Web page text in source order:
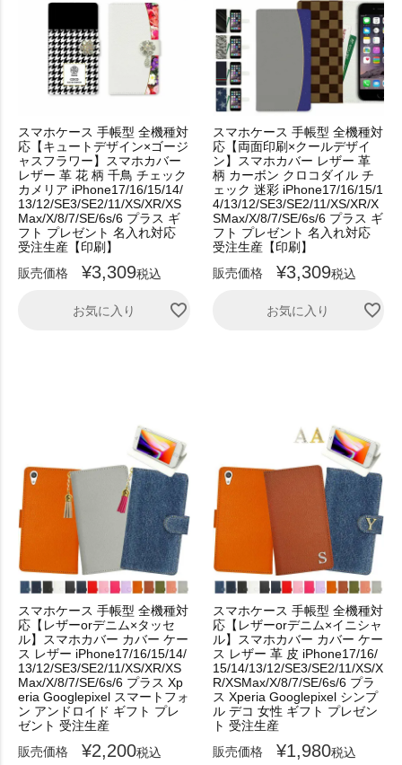
スマホケース 手帳型 全機種対
応【キュートデザイン×ゴージ
ャスフラワー】スマホカバー
レザー 革 花 柄 千鳥 チェック
カメリア iPhone17/16/15/14/
13/12/SE3/SE2/11/XS/XR/XS
Max/X/8/7/SE/6s/6 プラス ギ
フト プレゼント 名入れ対応
受注生産【印刷】
販売価格
¥3,309税込
お気に入り
スマホケース 手帳型 全機種対
応【両面印刷×クールデザイ
ン】スマホカバー レザー 革
柄 カーボン クロコダイル チ
ェック 迷彩 iPhone17/16/15/1
4/13/12/SE3/SE2/11/XS/XR/X
SMax/X/8/7/SE/6s/6 プラス ギ
フト プレゼント 名入れ対応
受注生産【印刷】
販売価格
¥3,309税込
お気に入り
スマホケース 手帳型 全機種対
応【レザーorデニム×タッセ
ル】スマホカバー カバー ケー
ス レザー iPhone17/16/15/14/
13/12/SE3/SE2/11/XS/XR/XS
Max/X/8/7/SE/6s/6 プラス Xp
eria Googlepixel スマートフォ
ン アンドロイド ギフト プレ
ゼント 受注生産
販売価格
¥2,200税込
スマホケース 手帳型 全機種対
応【レザーorデニム×イニシャ
ル】スマホカバー カバー ケー
ス レザー 革 皮 iPhone17/16/
15/14/13/12/SE3/SE2/11/XS/X
R/XSMax/X/8/7/SE/6s/6 プラ
ス Xperia Googlepixel シンプ
ル デコ 女性 ギフト プレゼン
ト 受注生産
販売価格
¥1,980税込